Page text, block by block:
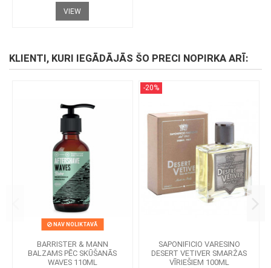
VIEW
KLIENTI, KURI IEGĀDĀJĀS ŠO PRECI NOPIRKA ARĪ:
NAV NOLIKTAVĀ
BARRISTER & MANN
BALZAMS PĒC SKŪŠANĀS
WAVES 110ML
-20%
SAPONIFICIO VARESINO
DESERT VETIVER SMARŽAS
VĪRIEŠIEM 100ML